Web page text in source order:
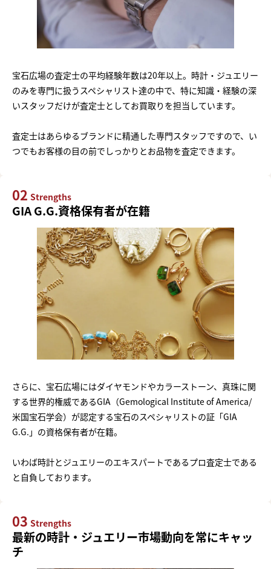
宝石広場の査定士の平均経験年数は20年以上。時計・ジュエリー
のみを専門に扱うスペシャリスト達の中で、特に知識・経験の深
いスタッフだけが査定士としてお買取りを担当しています。
査定士はあらゆるブランドに精通した専門スタッフですので、い
つでもお客様の目の前でしっかりとお品物を査定できます。
02 Strengths
GIA G.G.資格保有者が在籍
さらに、宝石広場にはダイヤモンドやカラーストーン、真珠に関
する世界的権威であるGIA（Gemological Institute of America/
米国宝石学会）が認定する宝石のスペシャリストの証「GIA
G.G.」の資格保有者が在籍。
いわば時計とジュエリーのエキスパートであるプロ査定士である
と自負しております。
03 Strengths
最新の時計・ジュエリー市場動向を常にキャッ
チ